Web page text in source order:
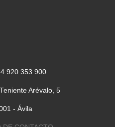
920 353 900
Arévalo, 5
- Ávila